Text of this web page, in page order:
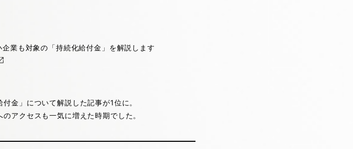
業も対象の「持続化給付金」を解説します
金」について解説した記事が1位に。
アクセスも一気に増えた時期でした。